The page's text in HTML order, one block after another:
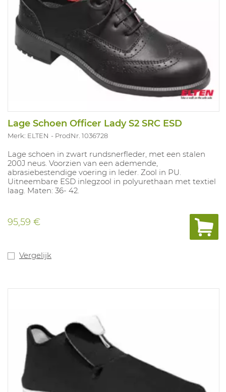
Lage Schoen Officer Lady S2 SRC ESD
Merk: ELTEN ProdNr. 1036728
Lage schoen in zwart rundsnerfleder, met een stalen
200J neus. Voorzien van een ademende,
abrasiebestendige voering in leder. Zool in PU.
Uitneembare ESD inlegzool in polyurethaan met textiel
laag. Maten: 36- 42.
95,59 €
Vergelijk